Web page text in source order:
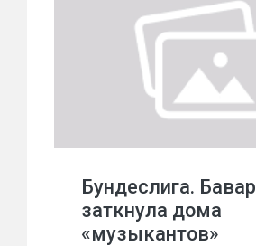
Бундеслига.
заткнула дома
«музыкантов»